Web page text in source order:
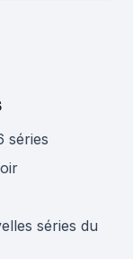
séries
séries du